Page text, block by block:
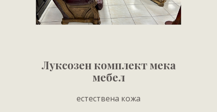
Луксозен комплект мека
мебел
естествена кожа